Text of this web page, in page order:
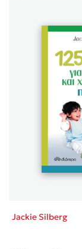
Jackie Silberg